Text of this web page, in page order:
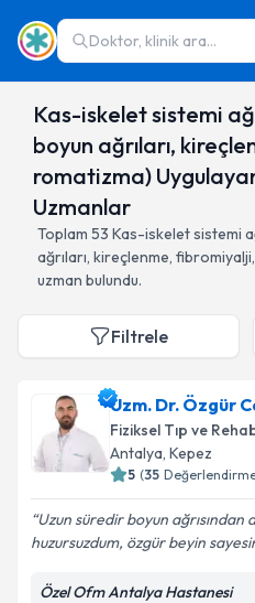
Doktor, klinik ara...
Kas-iskelet sistemi
boyun ağrıları,
romatizma)
Uzmanlar
Toplam 53 Kas-iskelet sistemi
ağrıları, kireçlenme,
uzman bulundu.
Filtrele
Uzm. Dr. Özgür
Fiziksel Tıp ve
Antalya, Kepez
5 (35
Uzun süredir boyun ağrısından
huzursuzdum, özgür beyin
Özel Ofm Antalya Hastanesi